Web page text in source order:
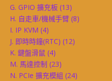
G. GPIO 擴充板 (13)
H. 自走車/機械手臂 (8)
I. IP KVM (4)
J. 即時時鐘(RTC) (12)
K. 鍵盤滑鼠 (4)
M. 馬達控制 (23)
N. PCIe 擴充模組 (24)